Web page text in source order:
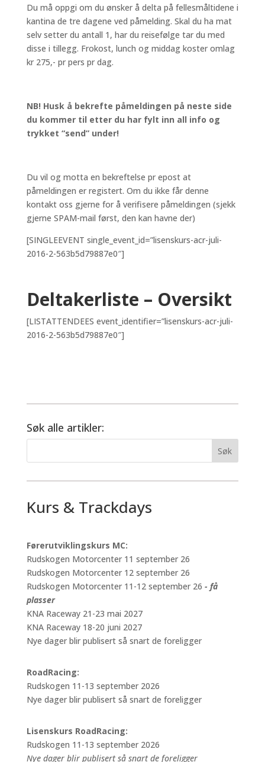
Du må oppgi om du ønsker å delta på fellesmåltidene i
kantina de tre dagene ved påmelding. Skal du ha mat
selv setter du antall 1, har du reisefølge tar du med
disse i tillegg. Frokost, lunch og middag koster omlag
kr 275,- pr pers pr dag.
NB! Husk å bekrefte påmeldingen på neste side
du kommer til etter du har fylt inn all info og
trykket “send” under!
Du vil og motta en bekreftelse pr epost at
påmeldingen er registert. Om du ikke får denne
kontakt oss gjerne for å verifisere påmeldingen (sjekk
gjerne SPAM-mail først, den kan havne der)
[SINGLEEVENT single_event_id=”lisenskurs-acr-juli-
2016-2-563b5d79887e0″]
Deltakerliste – Oversikt
[LISTATTENDEES event_identifier=”lisenskurs-acr-juli-
2016-2-563b5d79887e0″]
Søk alle artikler:
Kurs & Trackdays
Førerutviklingskurs MC:
Rudskogen Motorcenter 11 september 26
Rudskogen Motorcenter 12 september 26
Rudskogen Motorcenter 11-12 september 26 - få
plasser
KNA Raceway 21-23 mai 2027
KNA Raceway 18-20 juni 2027
Nye dager blir publisert så snart de foreligger
RoadRacing:
Rudskogen 11-13 september 2026
Nye dager blir publisert så snart de foreligger
Lisenskurs RoadRacing:
Rudskogen 11-13 september 2026
Nye dager blir publisert så snart de foreligger